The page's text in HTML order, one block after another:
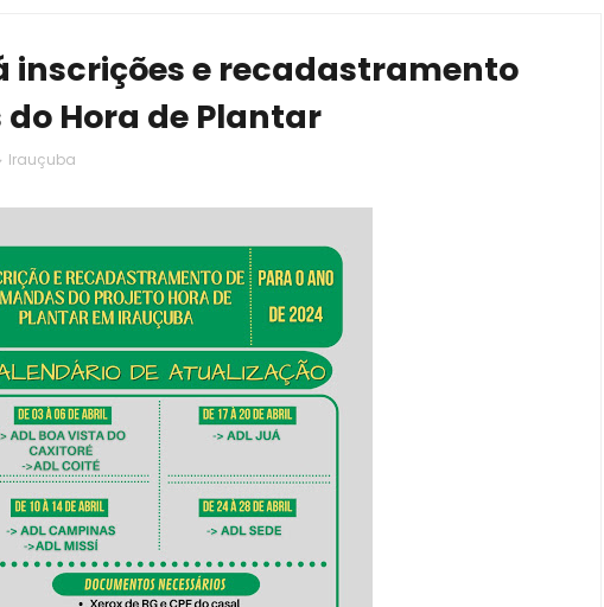
inscrições e recadastramento
Hora de Plantar
Irauçuba